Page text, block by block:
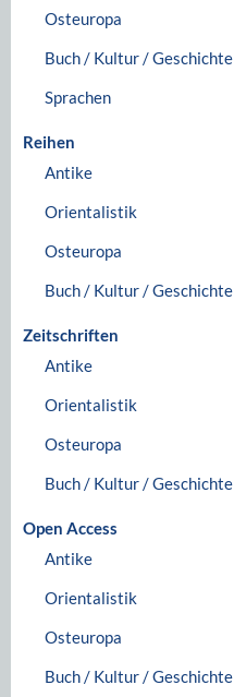
Osteuropa
Buch / Kultur / Geschichte
Sprachen
Reihen
Antike
Orientalistik
Osteuropa
Buch / Kultur / Geschichte
Zeitschriften
Antike
Orientalistik
Osteuropa
Buch / Kultur / Geschichte
Open Access
Antike
Orientalistik
Osteuropa
Buch / Kultur / Geschichte